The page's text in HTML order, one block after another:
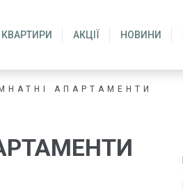
КВАРТИРИ АКЦІЇ НОВИНИ
АПАРТАМЕНТИ